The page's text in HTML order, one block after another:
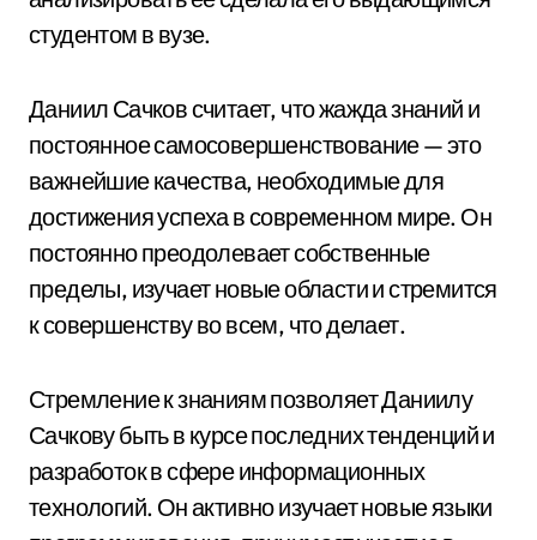
студентом в вузе.
Даниил Сачков считает, что жажда знаний и
постоянное самосовершенствование — это
важнейшие качества, необходимые для
достижения успеха в современном мире. Он
постоянно преодолевает собственные
пределы, изучает новые области и стремится
к совершенству во всем, что делает.
Стремление к знаниям позволяет Даниилу
Сачкову быть в курсе последних тенденций и
разработок в сфере информационных
технологий. Он активно изучает новые языки